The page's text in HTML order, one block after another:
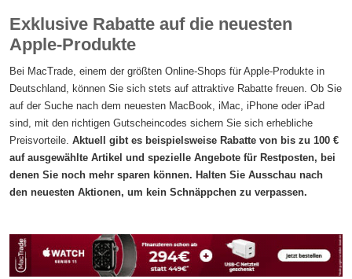
Exklusive Rabatte auf die neuesten
Apple-Produkte
Bei MacTrade, einem der größten Online-Shops für Apple-Produkte in
Deutschland, können Sie sich stets auf attraktive Rabatte freuen. Ob Sie
auf der Suche nach dem neuesten MacBook, iMac, iPhone oder iPad
sind, mit den richtigen Gutscheincodes sichern Sie sich erhebliche
Preisvorteile.Aktuell gibt es beispielsweise Rabatte von bis zu 100 €
auf ausgewählte Artikel und spezielle Angebote für Restposten, bei
denen Sie noch mehr sparen können. Halten Sie Ausschau nach
den neuesten Aktionen, um kein Schnäppchen zu verpassen.